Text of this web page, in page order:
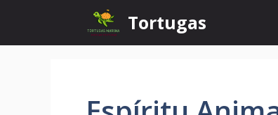
content
Tortugas